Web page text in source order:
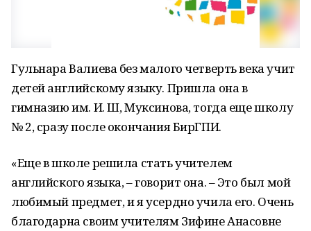
Гульнара Валиева без малого четверть века учит
детей английскому языку. Пришла она в
гимназию им. И. Ш, Муксинова, тогда еще школу
№ 2, сразу после окончания БирГПИ.
«Еще в школе решила стать учителем
английского языка, – говорит она. – Это был мой
любимый предмет, и я усердно учила его. Очень
благодарна своим учителям Зифине Анасовне